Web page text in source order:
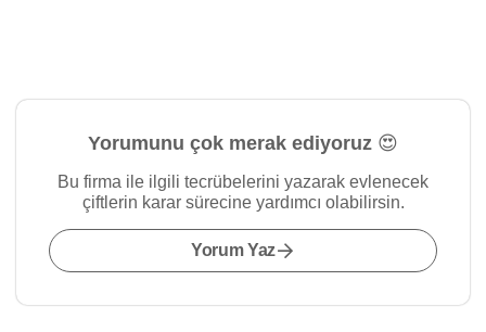
Yorumunu çok merak ediyoruz 😍
Bu firma ile ilgili tecrübelerini yazarak evlenecek
çiftlerin karar sürecine yardımcı olabilirsin.
Yorum Yaz